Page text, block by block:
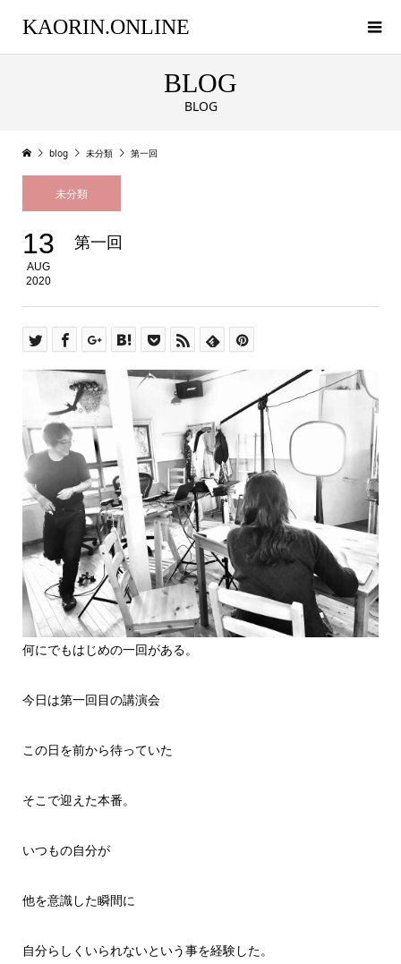
KAORIN.ONLINE
BLOG
BLOG
blog 未分類 第一回
未分類
13
AUG
2020
第一回
何にでもはじめの一回がある。
今日は第一回目の講演会
この日を前から待っていた
そこで迎えた本番。
いつもの自分が
他を意識した瞬間に
自分らしくいられないという事を経験した。